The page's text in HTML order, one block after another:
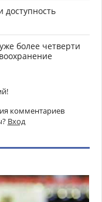
доступность
более четверти
комментариев
Вход